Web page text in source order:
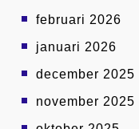
februari 2026
januari 2026
december 2025
november 2025